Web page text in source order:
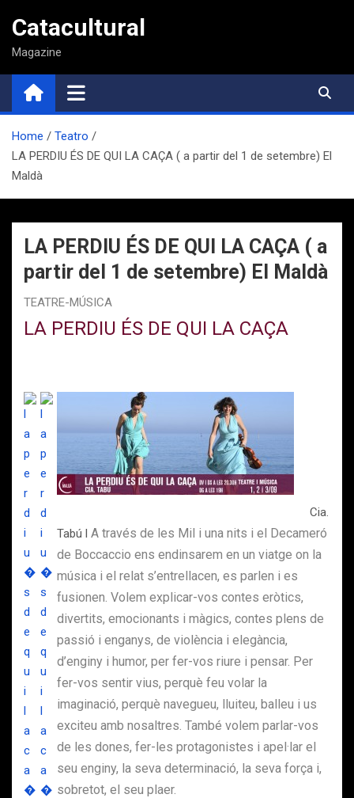
contenido
Catacultural
Magazine
Home
Teatro
LA PERDIU ÉS DE QUI LA CAÇA ( a partir del 1 de setembre) El
Maldà
LA PERDIU ÉS DE QUI LA CAÇA ( a
partir del 1 de setembre) El Maldà
TEATRE-MÚSICA
LA PERDIU ÉS DE QUI LA CAÇA
Cia.
Tabú l A través de les Mil i una nits i el Decameró
de Boccaccio ens endinsarem en un viatge on la
música i el relat s’entrellacen, es parlen i es
fusionen. Volem explicar-vos contes eròtics,
divertits, emocionants i màgics, contes plens de
passió i enganys, de violència i elegància,
d’enginy i humor, per fer-vos riure i pensar. Per
fer-vos sentir vius, perquè feu volar la
imaginació, perquè navegueu, lluiteu, balleu i us
exciteu amb nosaltres. També volem parlar-vos
de les dones, fer-les protagonistes i apel·lar el
seu enginy, la seva determinació, la seva força i,
sobretot, el seu plaer.